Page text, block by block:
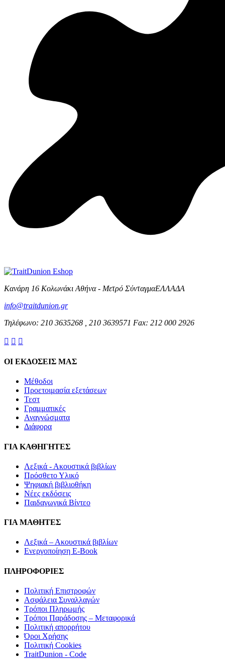
Κανάρη 16 Κολωνάκι Αθήνα - Μετρό ΣύνταγμαΕΛΛΑΔΑ
info@traitdunion.gr
Τηλέφωνο: 210 3635268 , 210 3639571 Fax: 212 000 2926
  
ΟΙ ΕΚΔΟΣΕΙΣ ΜΑΣ
Μέθοδοι
Προετοιμασία εξετάσεων
Τεστ
Γραμματικές
Αναγνώσματα
Διάφορα
ΓΙΑ ΚΑΘΗΓΗΤΕΣ
Λεξικά - Ακουστικά βιβλίων
Πρόσθετο Υλικό
Ψηφιακή βιβλιοθήκη
Νέες εκδόσεις
Παιδαγωγικά Βίντεο
ΓΙΑ ΜΑΘΗΤΕΣ
Λεξικά – Ακουστικά βιβλίων
Ενεργοποίηση E-Book
ΠΛΗΡΟΦΟΡΙΕΣ
Πολιτική Επιστροφών
Ασφάλεια Συναλλαγών
Τρόποι Πληρωμής
Τρόποι Παράδοσης – Μεταφορικά
Πολιτική απορρήτου
Όροι Χρήσης
Πολιτική Cookies
TraitDunion - Code